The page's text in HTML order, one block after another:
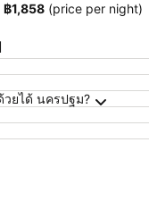
‎฿1,858 (price per night)
ยได้ นครปฐม?